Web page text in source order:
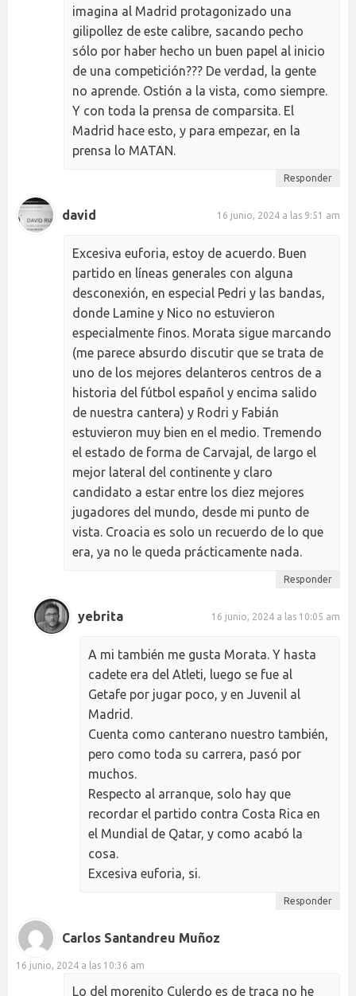
imagina al Madrid protagonizado una
gilipollez de este calibre, sacando pecho
sólo por haber hecho un buen papel al inicio
de una competición??? De verdad, la gente
no aprende. Ostión a la vista, como siempre.
Y con toda la prensa de comparsita. El
Madrid hace esto, y para empezar, en la
prensa lo MATAN.
Responder
david 16 junio, 2024 a las 9:51 am
Excesiva euforia, estoy de acuerdo. Buen
partido en líneas generales con alguna
desconexión, en especial Pedri y las bandas,
donde Lamine y Nico no estuvieron
especialmente finos. Morata sigue marcando
(me parece absurdo discutir que se trata de
uno de los mejores delanteros centros de a
historia del fútbol español y encima salido
de nuestra cantera) y Rodri y Fabián
estuvieron muy bien en el medio. Tremendo
el estado de forma de Carvajal, de largo el
mejor lateral del continente y claro
candidato a estar entre los diez mejores
jugadores del mundo, desde mi punto de
vista. Croacia es solo un recuerdo de lo que
era, ya no le queda prácticamente nada.
Responder
yebrita 16 junio, 2024 a las 10:05 am
A mi también me gusta Morata. Y hasta
cadete era del Atleti, luego se fue al
Getafe por jugar poco, y en Juvenil al
Madrid.
Cuenta como canterano nuestro también,
pero como toda su carrera, pasó por
muchos.
Respecto al arranque, solo hay que
recordar el partido contra Costa Rica en
el Mundial de Qatar, y como acabó la
cosa.
Excesiva euforia, si.
Responder
Carlos Santandreu Muñoz
16 junio, 2024 a las 10:36 am
Lo del morenito Culerdo es de traca no he